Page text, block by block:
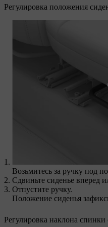
Регулировка положения
Возьмитесь за ручку под
Сдвиньте сиденье вперед
Отпустите ручку.
Положение сиденья
Регулировка наклона спинки